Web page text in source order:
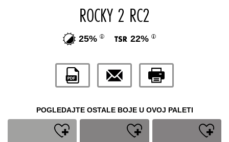
ROCKY 2 RC2
25% 22%
POGLEDAJTE OSTALE BOJE U OVOJ PALETI